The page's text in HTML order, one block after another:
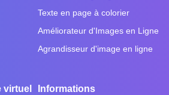
Texte en page à colorier
Améliorateur d'Images en Ligne
Agrandisseur d'image en ligne
virtuel Informations